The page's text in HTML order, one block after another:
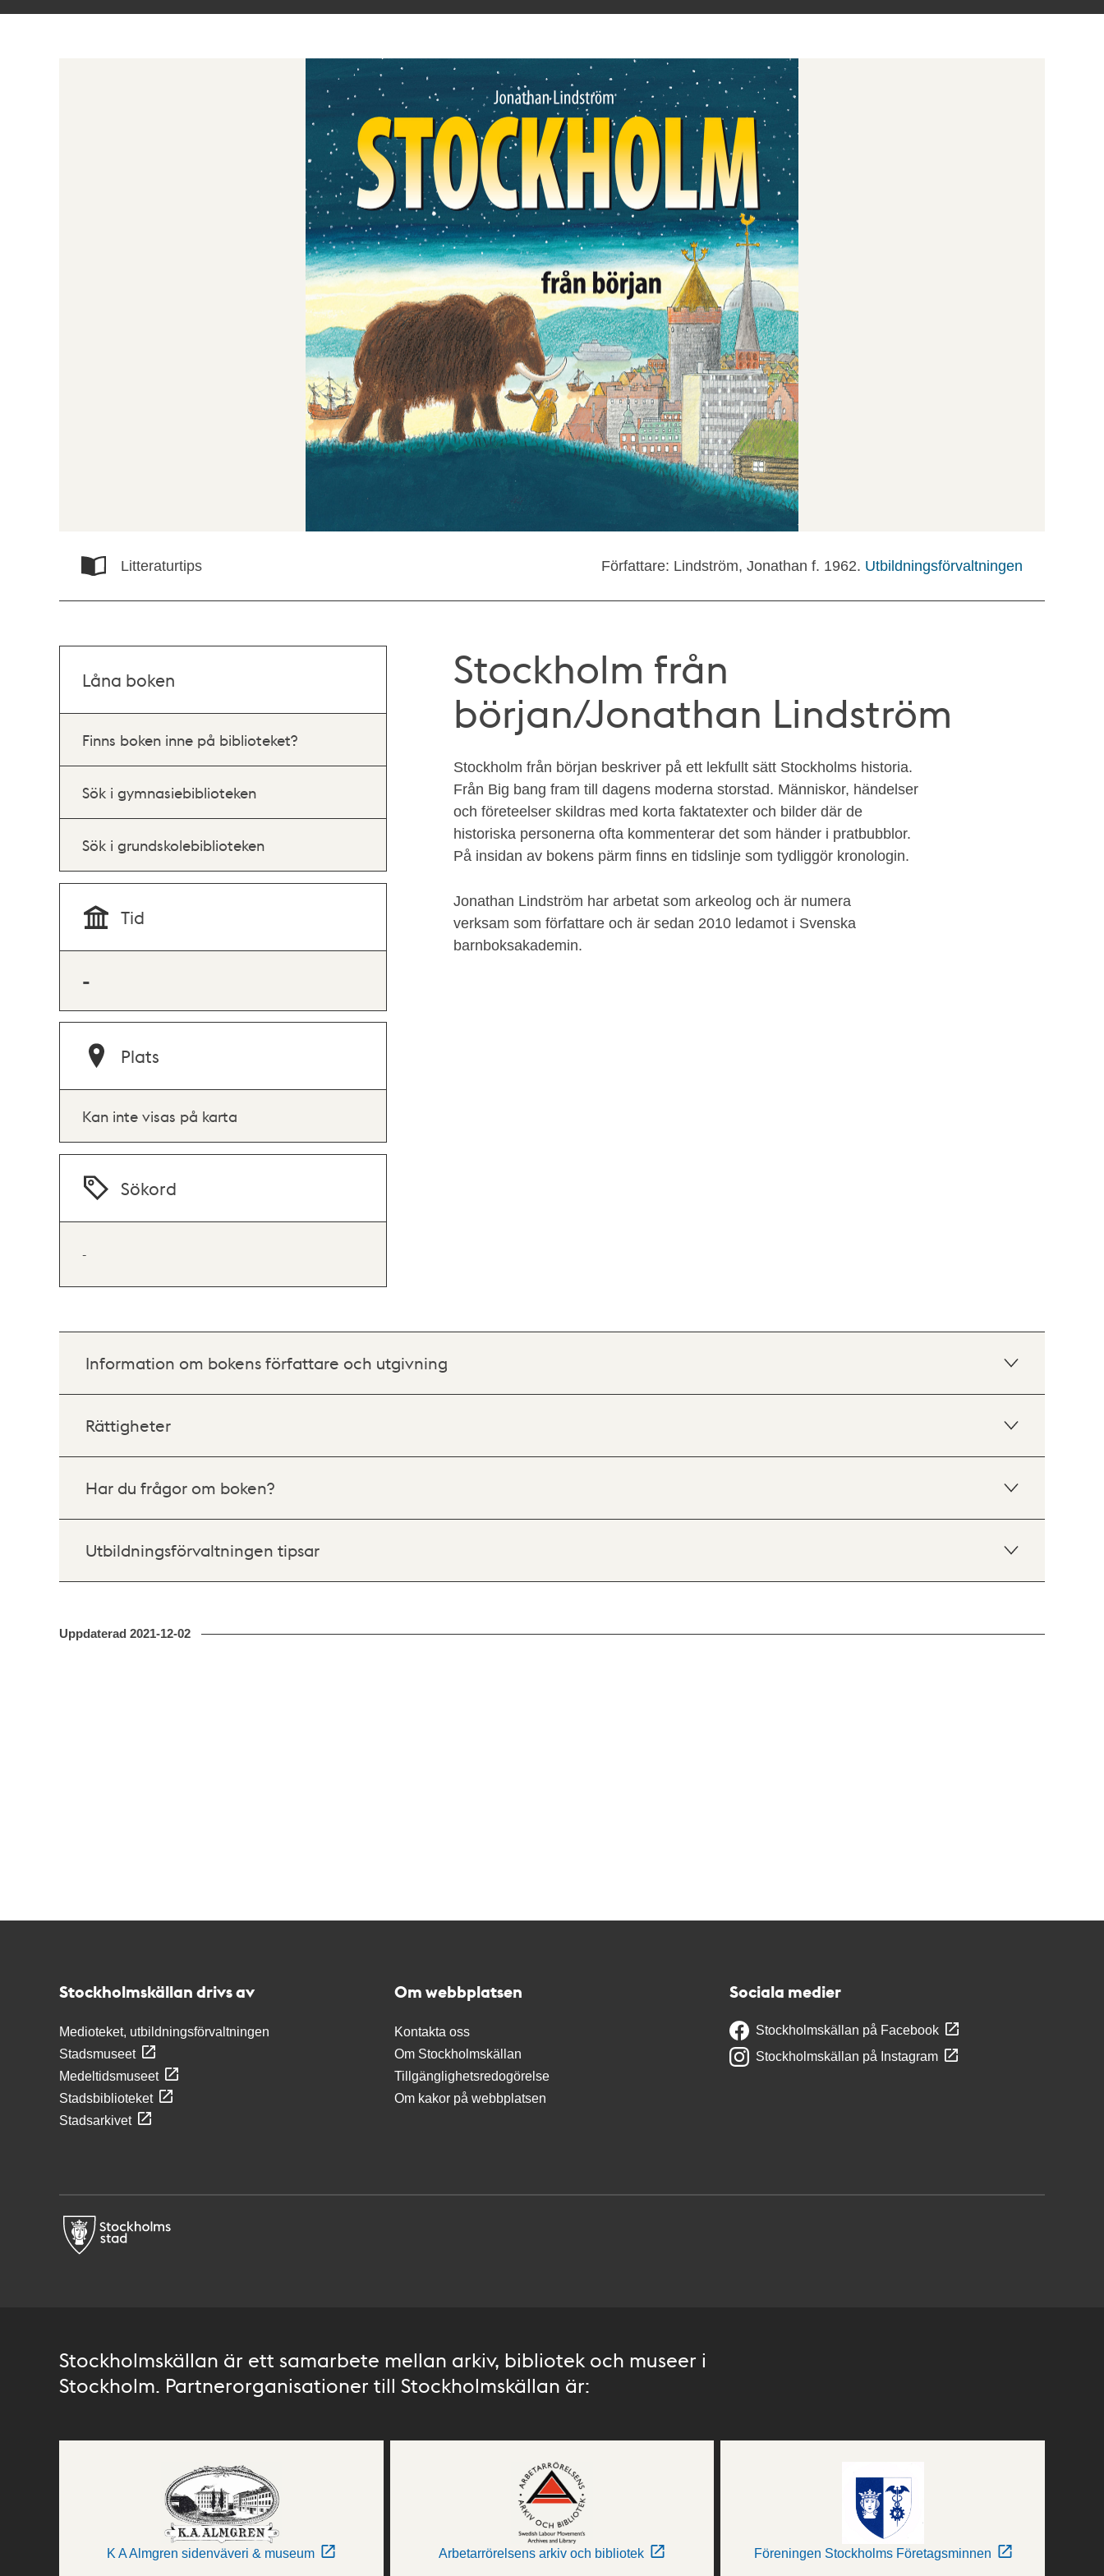
Litteraturtips Författare: Lindström, Jonathan f. 1962. Utbildningsförvaltningen
Stockholm från
början/Jonathan Lindström
Stockholm från början beskriver på ett lekfullt sätt Stockholms historia.
Från Big bang fram till dagens moderna storstad. Människor, händelser
och företeelser skildras med korta faktatexter och bilder där de
historiska personerna ofta kommenterar det som händer i pratbubblor.
På insidan av bokens pärm finns en tidslinje som tydliggör kronologin.
Jonathan Lindström har arbetat som arkeolog och är numera
verksam som författare och är sedan 2010 ledamot i Svenska
barnboksakademin.
Låna boken
Finns boken inne på biblioteket?
Sök i gymnasiebiblioteken
Sök i grundskolebiblioteken
Tid
-
Plats
Kan inte visas på karta
Sökord
-
Information om bokens författare och utgivning
Rättigheter
Har du frågor om boken?
Utbildningsförvaltningen tipsar
Uppdaterad 2021-12-02
Stockholmskällan drivs av
Medioteket, utbildningsförvaltningen
Stadsmuseet
Medeltidsmuseet
Stadsbiblioteket
Stadsarkivet
Om webbplatsen
Kontakta oss
Om Stockholmskällan
Tillgänglighetsredogörelse
Om kakor på webbplatsen
Sociala medier
Stockholmskällan på Facebook
Stockholmskällan på Instagram
Stockholmskällan är ett samarbete mellan arkiv, bibliotek och museer i
Stockholm. Partnerorganisationer till Stockholmskällan är:
K A Almgren sidenväveri & museum Arbetarrörelsens arkiv och bibliotek Föreningen Stockholms Företagsminnen